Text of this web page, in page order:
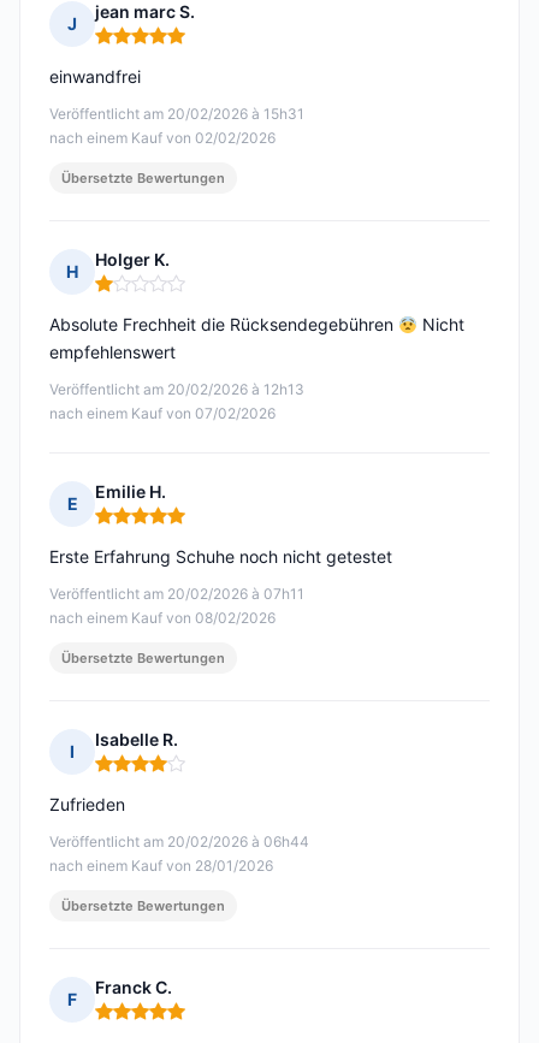
J
jean marc S.
Hinweis: 5 von 5
Veröffentlicht am 20/02/2026 à 15h31
nach einem Kauf von 02/02/2026
einwandfrei
Übersetzte Bewertungen
H
Holger K.
Hinweis: 1 von 5
Veröffentlicht am 20/02/2026 à 12h13
nach einem Kauf von 07/02/2026
Absolute Frechheit die Rücksendegebühren
Nicht
empfehlenswert
E
Emilie H.
Hinweis: 5 von 5
Veröffentlicht am 20/02/2026 à 07h11
nach einem Kauf von 08/02/2026
Erste Erfahrung Schuhe noch nicht getestet
Übersetzte Bewertungen
I
Isabelle R.
Hinweis: 4 von 5
Veröffentlicht am 20/02/2026 à 06h44
nach einem Kauf von 28/01/2026
Zufrieden
Übersetzte Bewertungen
F
Franck C.
Hinweis: 5 von 5